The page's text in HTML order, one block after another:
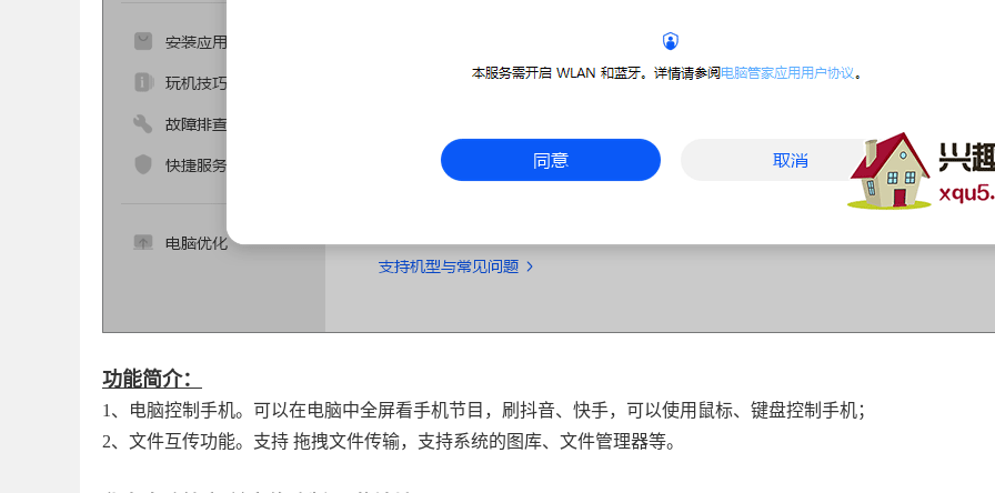
功能简介：
1、电脑控制手机。可以在电脑中全屏看手机节目，刷抖音、快手，可以使用鼠标、键盘控制手机；
2、文件互传功能。支持 拖拽文件传输，支持系统的图库、文件管理器等。